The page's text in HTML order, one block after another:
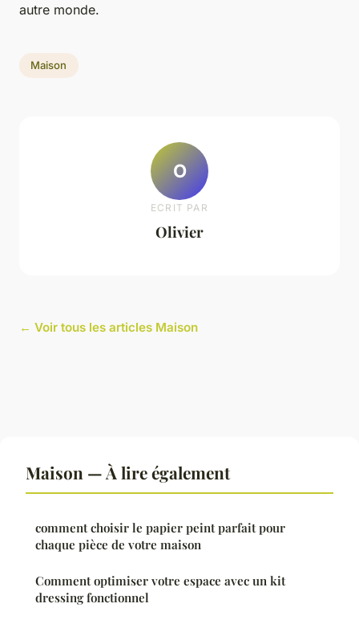
autre monde.
Maison
O
ECRIT PAR
Olivier
← Voir tous les articles Maison
Maison — À lire également
comment choisir le papier peint parfait pour
chaque pièce de votre maison
Comment optimiser votre espace avec un kit
dressing fonctionnel